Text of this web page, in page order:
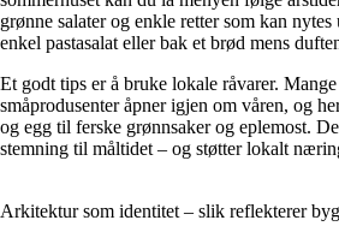
grønne salater og enkle retter som kan
enkel pastasalat eller bak et brød mens
Et godt tips er å bruke lokale råvarer.
småprodusenter åpner igjen om våren, og
og egg til ferske grønnsaker og eplemost.
stemning til måltidet – og støtter lokalt
Arkitektur som identitet – slik reflekterer